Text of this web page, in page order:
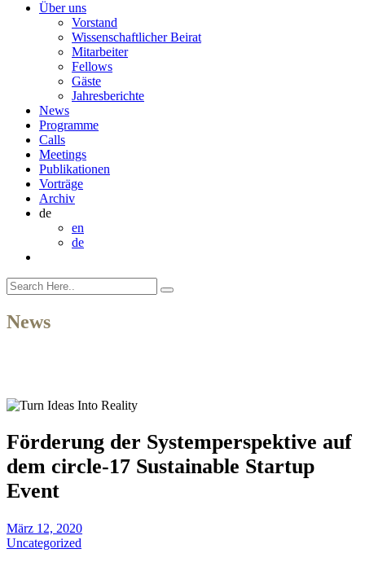
Über uns
Vorstand
Wissenschaftlicher Beirat
Mitarbeiter
Fellows
Gäste
Jahresberichte
News
Programme
Calls
Meetings
Publikationen
Vorträge
Archiv
de
en
de
News
Förderung der Systemperspektive auf
dem circle-17 Sustainable Startup
Event
März 12, 2020
Uncategorized